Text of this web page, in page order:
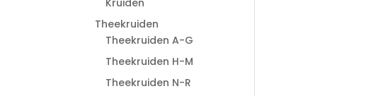
Kruiden
Theekruiden
Theekruiden A-G
Theekruiden H-M
Theekruiden N-R